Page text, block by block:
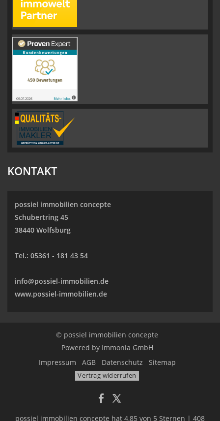
KONTAKT
possiel immobilien concepte
Schubertring 45
38440 Wolfsburg
Tel.: 05361 - 181 43 54
info@possiel-immobilien.de
www.possiel-immobilien.de
© possiel immobilien concepte
Powered by Immonia GmbH
Impressum
AGB Datenschutz Sitemap
Vertrag widerrufen
possiel immobilien concepte hat 4,85 von 5 Sternen | 408